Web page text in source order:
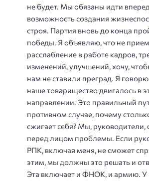
не будет. Мы обязаны идти
возможность создания
строя. Партия вновь до конца
победы. Я объявляю, что не
расслабление в работе кадров,
изменений, улучшений, хочу,
нам не ставили преград. Я
наше товарищество двигалось в
направлении. Это правильный
противном случае, почему
сжигает себя? Мы, руководители,
перед лицом проблемы. Если
РПК, включая меня, не сможет
этим, мы должны это решать и
Эта включает и ФНОК, и армию. У